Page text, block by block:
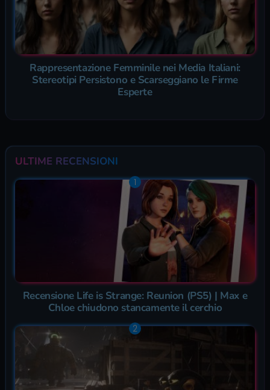
Rappresentazione Femminile nei Media Italiani:
Stereotipi Persistono e Scarseggiano le Firme
Esperte
ULTIME RECENSIONI
Recensione Life is Strange: Reunion (PS5) | Max e
Chloe chiudono stancamente il cerchio